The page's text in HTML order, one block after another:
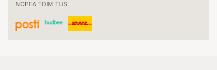
NOPEA TOIMITUS